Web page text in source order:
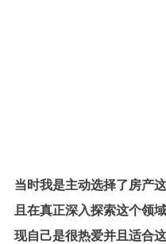
当时我是主动选择了房产
且在真正深入探索这个领
现自己是很热爱并且适合这